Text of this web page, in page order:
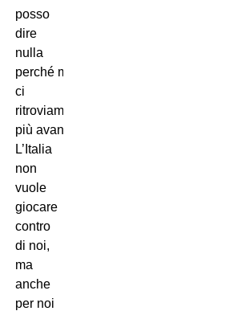
posso
dire
nulla
perché magari
ci
ritroviamo
più avanti.
L’Italia
non
vuole
giocare
contro
di noi,
ma
anche
per noi